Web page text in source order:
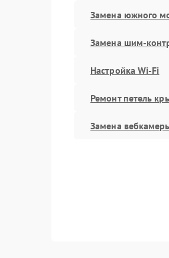
Замена южного
Замена шим-
Настройка Wi-Fi
Ремонт петель
Замена